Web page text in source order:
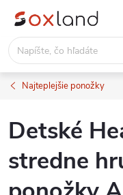
Prejsť
obsah
Najteplejšie ponožky
Detské
stredne